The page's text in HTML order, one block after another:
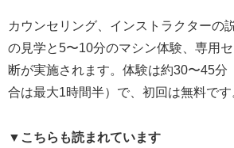
カウンセリング、インストラクターの
の見学と5〜10分のマシン体験、専用
断が実施されます。体験は約30〜45分
合は最大1時間半）で、初回は無料です
▼こちらも読まれています